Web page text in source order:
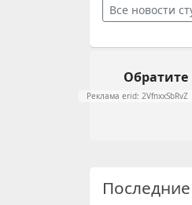
Все новости
Реклама erid: 2VfnxxSbRvZ